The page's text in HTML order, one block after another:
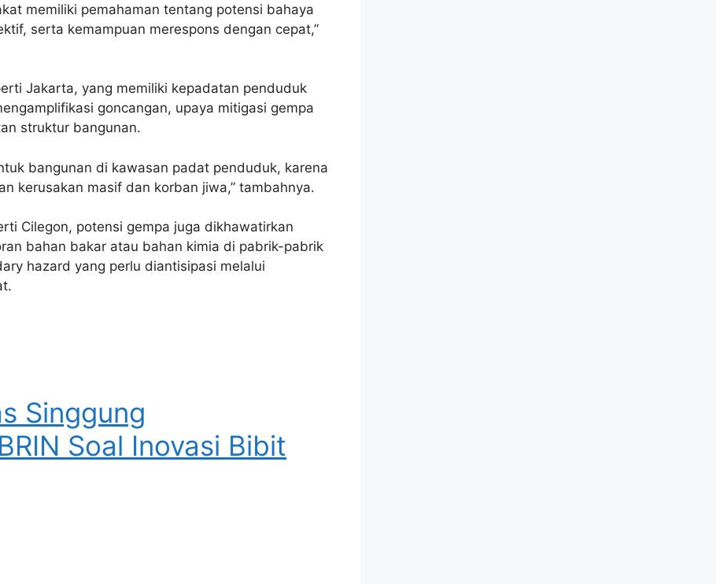
memiliki pemahaman tentang potensi bahaya
serta kemampuan merespons dengan cepat,”
Jakarta, yang memiliki kepadatan penduduk
goncangan, upaya mitigasi gempa
struktur bangunan.
bangunan di kawasan padat penduduk, karena
kerusakan masif dan korban jiwa,” tambahnya.
Cilegon, potensi gempa juga dikhawatirkan
bahan bakar atau bahan kimia di pabrik-pabrik
hazard yang perlu diantisipasi melalui
Singgung
Soal Inovasi Bibit